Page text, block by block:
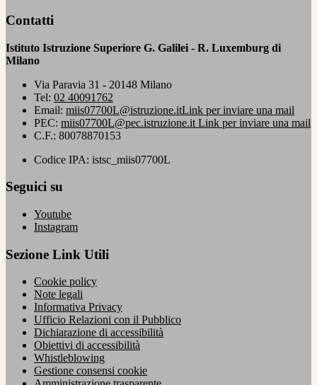
Contatti
Istituto Istruzione Superiore G. Galilei - R. Luxemburg di
Milano
Via Paravia 31 - 20148 Milano
Tel: 02 40091762
Email: miis07700L@istruzione.itLink per inviare una mail
PEC: miis07700L@pec.istruzione.it Link per inviare una mail
C.F.: 80078870153
Codice IPA: istsc_miis07700L
Seguici su
Youtube
Instagram
Sezione Link Utili
Cookie policy
Note legali
Informativa Privacy
Ufficio Relazioni con il Pubblico
Dichiarazione di accessibilità
Obiettivi di accessibilità
Whistleblowing
Gestione consensi cookie